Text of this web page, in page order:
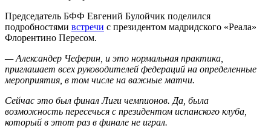
Председатель БФФ Евгений Булойчик поделился
подробностями встречи с президентом мадридского «Реала»
Флорентино Пересом.
— Александер Чеферин, и это нормальная практика,
приглашает всех руководителей федераций на определенные
мероприятия, в том числе на важные матчи.
Сейчас это был финал Лиги чемпионов. Да, была
возможность пересечься с президентом испанского клуба,
который в этот раз в финале не играл.